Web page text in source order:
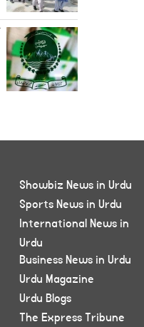
Showbiz News in Urdu
Sports News in Urdu
International News in
Urdu
Business News in Urdu
Urdu Magazine
Urdu Blogs
The Express Tribune